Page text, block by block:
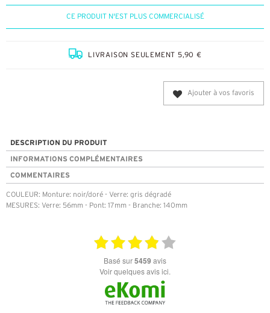
CE PRODUIT N'EST PLUS COMMERCIALISÉ
LIVRAISON SEULEMENT 5,90 €
Ajouter à vos favoris
DESCRIPTION DU PRODUIT
INFORMATIONS COMPLÉMENTAIRES
COMMENTAIRES
COULEUR: Monture: noir/doré - Verre: gris dégradé
MESURES: Verre: 56mm - Pont: 17mm - Branche: 140mm
basé sur5459 avis
Voir quelques avis ici.